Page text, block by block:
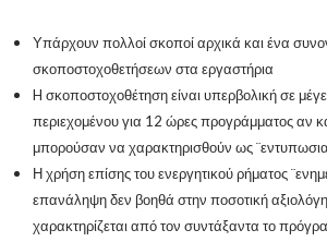
Υπάρχουν πολλοί σκοποί αρχικά και ένα
σκοποστοχοθετήσεων στα εργαστήρια
H σκοποστοχοθέτηση είναι υπερβολική σε
περιεχομένου για 12 ώρες προγράμματος αν
μπορούσαν να χαρακτηρισθούν ως
Η χρήση επίσης του ενεργητικού ρήματος
επανάληψη δεν βοηθά στην ποσοτική
χαρακτηρίζεται από τον συντάξαντα το